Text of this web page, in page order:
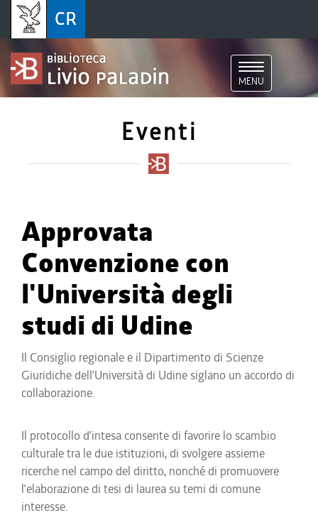
Toggle
navigation
MENU
Eventi
Approvata
Convenzione con
l'Università degli
studi di Udine
Il Consiglio regionale e il Dipartimento di Scienze
Giuridiche dell’Università di Udine siglano un accordo di
collaborazione.
Il protocollo d’intesa consente di favorire lo scambio
culturale tra le due istituzioni, di svolgere assieme
ricerche nel campo del diritto, nonché di promuovere
l’elaborazione di tesi di laurea su temi di comune
interesse.